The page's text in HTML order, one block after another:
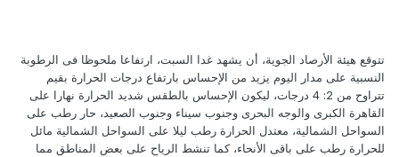
تتوقع هيئة الأرصاد الجوية، أن يشهد غدا السبت، ارتفاعا ملحوظا فى الرطوبة
النسبية على مدار اليوم يزيد من الإحساس بارتفاع درجات الحرارة بقيم
تتراوح من 2: 4 درجات، ليكون الإحساس بالطقس شديد الحرارة نهارا على
القاهرة الكبرى والوجه البحرى وجنوب سيناء وجنوب الصعيد، حار رطب على
السواحل الشمالية، معتدل الحرارة رطب ليلا على السواحل الشمالية مائل
للحرارة رطب على باقى الأنحاء، كما تنشط الرياح على بعض المناطق مما